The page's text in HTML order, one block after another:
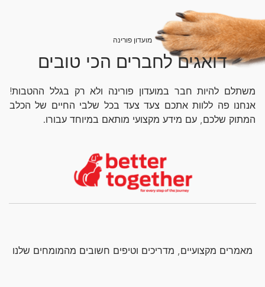
מועדון פורינה
דואגים לחברים הכי טובים
משתלם להיות חבר במועדון פורינה ולא רק בגלל ההטבות!
אנחנו פה ללוות אתכם צעד צעד בכל שלבי החיים של הכלב
המתוק שלכם, עם מידע מקצועי מותאם במיוחד עבורו.
מאמרים מקצועיים, מדריכים וטיפים חשובים מהמומחים שלנו